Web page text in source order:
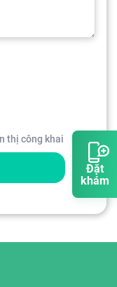
Đặt
khám
thị công khai